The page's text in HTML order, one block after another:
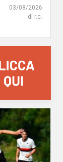
03/08/2026
di r.c.